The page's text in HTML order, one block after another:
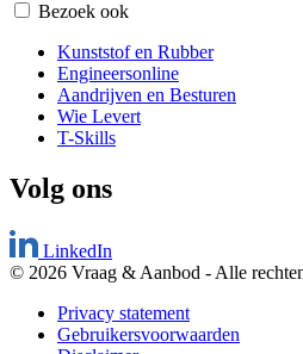
Bezoek ook
Kunststof en Rubber
Engineersonline
Aandrijven en Besturen
Wie Levert
T-Skills
Volg ons
LinkedIn
© 2026 Vraag & Aanbod - Alle
Privacy statement
Gebruikersvoorwaarden